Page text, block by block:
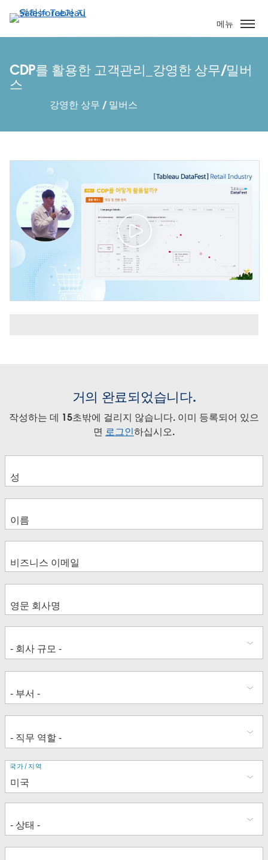
요
콘
메뉴
CDP를 활용한 고객관리_강영한 상무/밀버
스
강영한 상무 / 밀버스
거의 완료되었습니다.
작성하는 데 15초밖에 걸리지 않습니다. 이미 등록되어 있으
면 로그인하십시오.
주
소
국가/지역